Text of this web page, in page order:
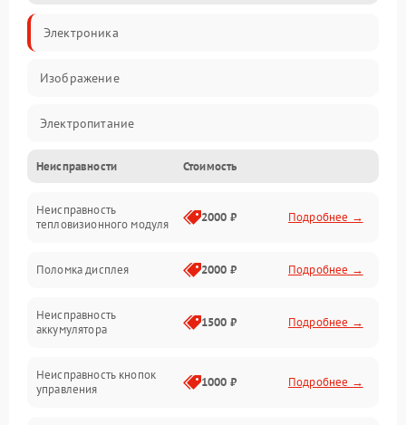
Электроника
Изображение
Электропитание
Измерения
Матрица
Неисправности Стоимость
Неисправность
тепловизионного модуля
2000 ₽ Подробнее →
Поломка дисплея 2000 ₽ Подробнее →
Неисправность
аккумулятора
1500 ₽ Подробнее →
Неисправность кнопок
управления
1000 ₽ Подробнее →